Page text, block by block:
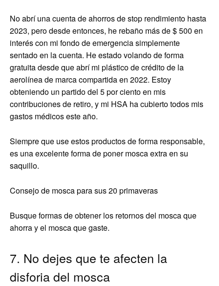
No abrí una cuenta de ahorros de stop rendimiento hasta
2023, pero desde entonces, he rebaño más de $ 500 en
interés con mi fondo de emergencia simplemente
sentado en la cuenta. He estado volando de forma
gratuita desde que abrí mi plástico de crédito de la
aerolínea de marca compartida en 2022. Estoy
obteniendo un partido del 5 por ciento en mis
contribuciones de retiro, y mi HSA ha cubierto todos mis
gastos médicos este año.
Siempre que use estos productos de forma responsable,
es una excelente forma de poner mosca extra en su
saquillo.
Consejo de mosca para sus 20 primaveras
Busque formas de obtener los retornos del mosca que
ahorra y el mosca que gaste.
7. No dejes que te afecten la
disforia del mosca